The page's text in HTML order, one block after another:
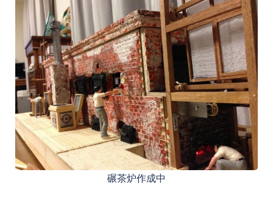
碾茶炉作成中